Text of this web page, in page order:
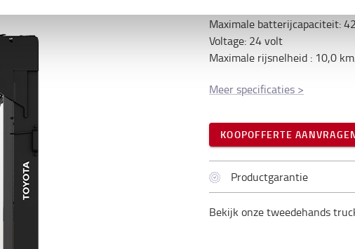
Maximale batterijcapaciteit:
Voltage: 24volt
Maximale rijsnelheid : 10,0
Meer specificaties >
KOOPOFFERTE
Productgarantie
Bekijk onze tweedehands